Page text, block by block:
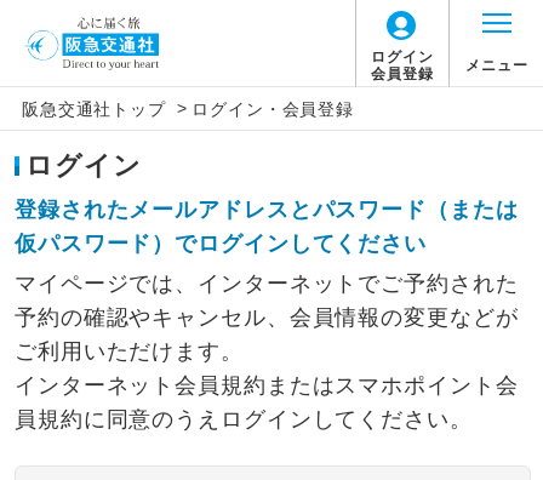
ログイン
会員登録
メニュー
阪急交通社トップ > ログイン・会員登録
ログイン
登録されたメールアドレスとパスワード（または
仮パスワード）でログインしてください
マイページでは、インターネットでご予約された
予約の確認やキャンセル、会員情報の変更などが
ご利用いただけます。
インターネット会員規約またはスマホポイント会
員規約に同意のうえログインしてください。